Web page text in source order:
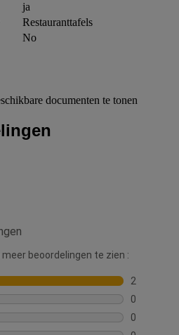
ja
Restauranttafels
No
documenten te tonen